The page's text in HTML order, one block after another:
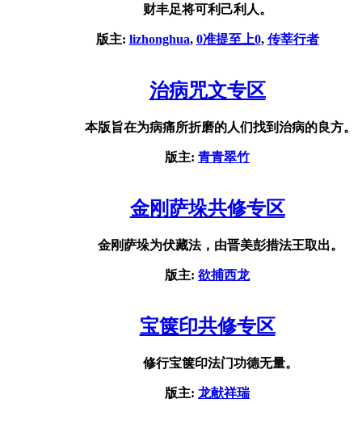
财丰足将可利己利人。
版主: lizhonghua, 0准提至上0, 传莘行者
治病咒文专区
本版旨在为病痛所折磨的人们找到治病的良方。
版主: 青青翠竹
金刚萨垛共修专区
金刚萨垛为伏藏法，由晋美彭措法王取出。
版主: 欲捕西龙
宝箧印共修专区
修行宝箧印法门功德无量。
版主: 龙献祥瑞